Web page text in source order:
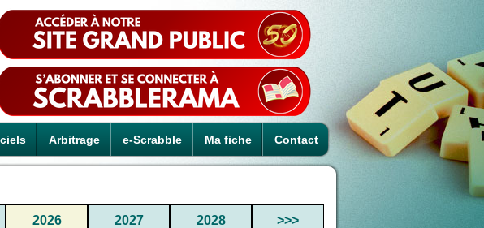
Arbitrage e-Scrabble Ma fiche Contact
2026 2027 2028 >>>